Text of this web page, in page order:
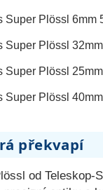
Okulár TS Optics
Super Plössl 32mm
Super Plössl 25mm
Super Plössl 40mm
překvapí
od Teleskop-